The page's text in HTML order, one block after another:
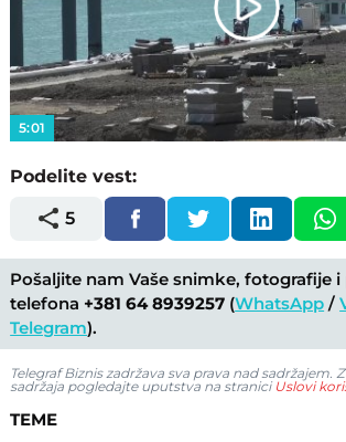
Play
Video
5:01
Podelite vest:
5
Pošaljite nam Vaše snimke, fotografije
telefona +381 64 8939257 (WhatsApp /
Telegram).
Telegraf Biznis zadržava sva prava nad sadržajem.
sadržaja pogledajte uputstva na stranici Uslovi
TEME